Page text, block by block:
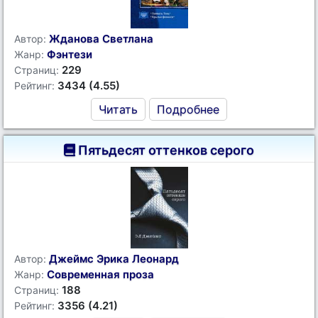
Автор: Жданова Светлана
Жанр: Фэнтези
Страниц: 229
Рейтинг: 3434 (4.55)
Читать Подробнее
Пятьдесят оттенков серого
Автор: Джеймс Эрика Леонард
Жанр: Современная проза
Страниц: 188
Рейтинг: 3356 (4.21)